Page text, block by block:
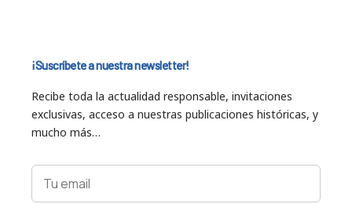
¡Suscríbete a nuestra newsletter!
Recibe toda la actualidad responsable, invitaciones
exclusivas, acceso a nuestras publicaciones históricas, y
mucho más…